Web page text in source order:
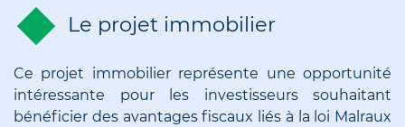
Le projet immobilier
Ce projet immobilier représente une opportunité
intéressante pour les investisseurs souhaitant
bénéficier des avantages fiscaux liés à la loi Malraux